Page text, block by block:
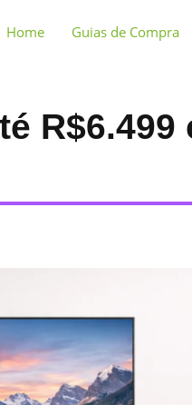
Home Guias de Compra
R$6.499